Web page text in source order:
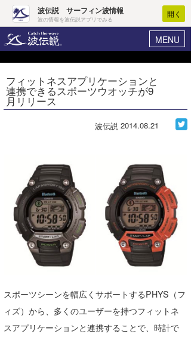
波伝説 サーフィン波情報
波の情報を波伝説アプリでみる
開く
MENU
ヘルプ マイホーム
ログイン
WAVE HUNTER
気象情報
ニュース
サーフィンエリアガイド
会員メニュー
フィットネスアプリケーションと
連携できるスポーツウオッチが9
月リリース
波伝説 2014.08.21
スポーツシーンを幅広くサポートするPHYS（フ
ィズ）から、多くのユーザーを持つフィットネ
スアプリケーションと連携することで、時計で
Core Surf Japan
コンテスト
ファッション/グッズ
コラム
トラベル
ショップ情報
ショップ情報
千葉北
伊豆
ウラナミ
その他
ルール＆How to